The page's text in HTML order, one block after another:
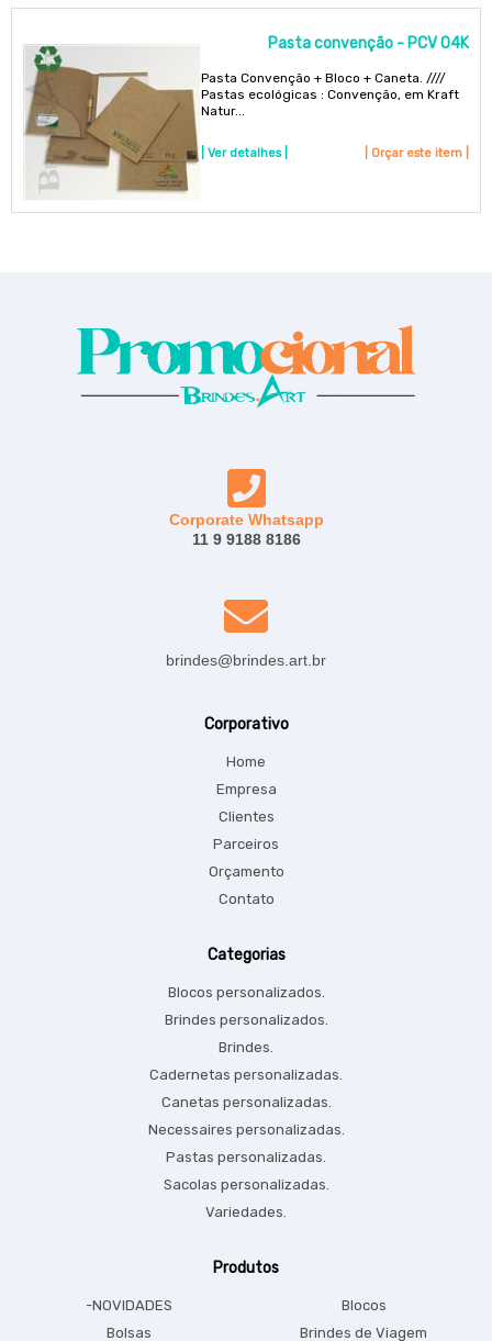
Pasta convenção - PCV 04K
Pasta Convenção + Bloco + Caneta. ////
Pastas ecológicas : Convenção, em Kraft
Natur...
| Ver detalhes | | Orçar este item |
Corporate Whatsapp
11 9 9188 8186
brindes@brindes.art.br
Corporativo
Home
Empresa
Clientes
Parceiros
Orçamento
Contato
Categorias
Blocos personalizados.
Brindes personalizados.
Brindes.
Cadernetas personalizadas.
Canetas personalizadas.
Necessaires personalizadas.
Pastas personalizadas.
Sacolas personalizadas.
Variedades.
Produtos
-NOVIDADES
Blocos
Bolsas
Brindes de Viagem